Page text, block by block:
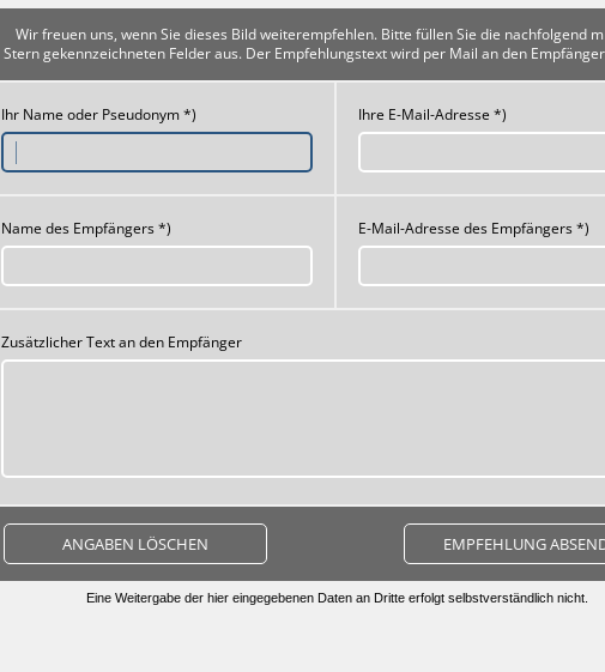
Wir freuen uns, wenn Sie dieses Bild weiterempfehlen. Bitte füllen Sie die nachfolgend
Stern gekennzeichneten Felder aus. Der Empfehlungstext wird per Mail an den
Ihr Name oder Pseudonym *) Ihre E-Mail-Adresse *)
Name des Empfängers *) E-Mail-Adresse des Empfängers *)
Zusätzlicher Text an den Empfänger
ANGABEN LÖSCHEN EMPFEHLUNG
Eine Weitergabe der hier eingegebenen Daten an Dritte erfolgt selbstverständlich nicht.